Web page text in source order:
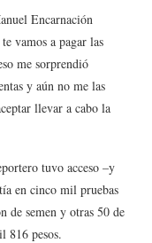
Encarnación
vamos a pagar las
me sorprendió
y aún no me las
llevar a cabo la
tuvo acceso –y
en cinco mil pruebas
de semen y otras 50 de
816 pesos.